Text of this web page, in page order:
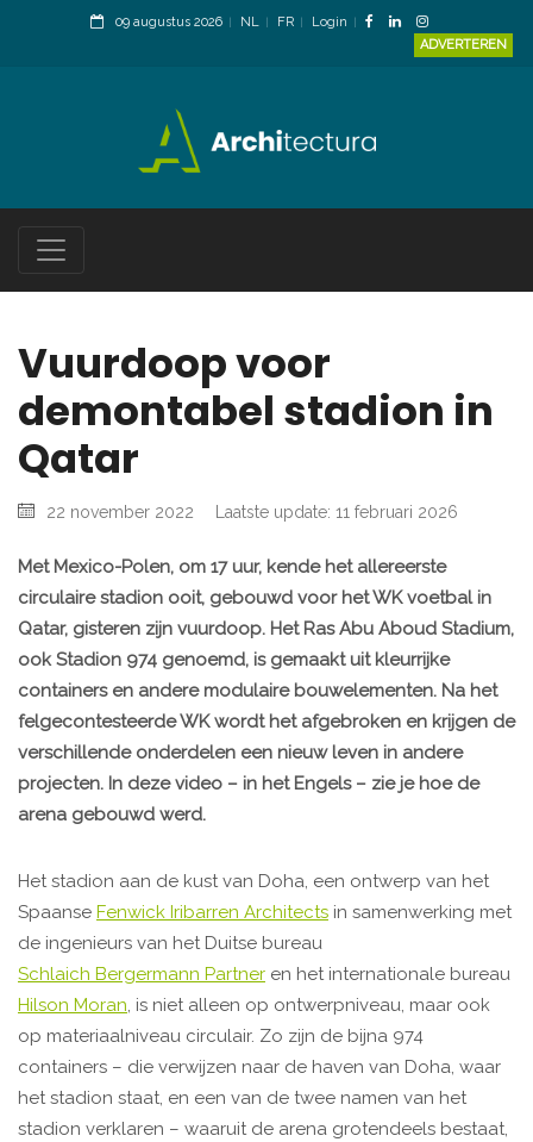
09 augustus 2026 NL FR
Login
ADVERTEREN
Vuurdoop voor
demontabel stadion in
Qatar
22 november 2022 Laatste update: 11 februari 2026
Met Mexico-Polen, om 17 uur, kende het allereerste
circulaire stadion ooit, gebouwd voor het WK voetbal in
Qatar, gisteren zijn vuurdoop. Het Ras Abu Aboud Stadium,
ook Stadion 974 genoemd, is gemaakt uit kleurrijke
containers en andere modulaire bouwelementen. Na het
felgecontesteerde WK wordt het afgebroken en krijgen de
verschillende onderdelen een nieuw leven in andere
projecten. In deze video – in het Engels – zie je hoe de
arena gebouwd werd.
Het stadion aan de kust van Doha, een ontwerp van het
Spaanse Fenwick Iribarren Architects in samenwerking met
de ingenieurs van het Duitse bureau
Schlaich Bergermann Partner en het internationale bureau
Hilson Moran, is niet alleen op ontwerpniveau, maar ook
op materiaalniveau circulair. Zo zijn de bijna 974
containers – die verwijzen naar de haven van Doha, waar
het stadion staat, en een van de twee namen van het
stadion verklaren – waaruit de arena grotendeels bestaat,